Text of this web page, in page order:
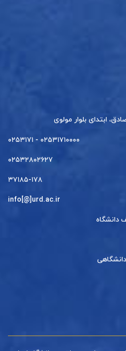
ابتدای بلوار مولوی
۰۲۵۳۱۷۱۰۰۰۰ - ۰۲۵۳۱۷۱
۰۲۵۳۲۸۰۲۶۲۷
۳۷۱۸۵-۱۷۸
info[@]urd.ac.ir
دانشگاه